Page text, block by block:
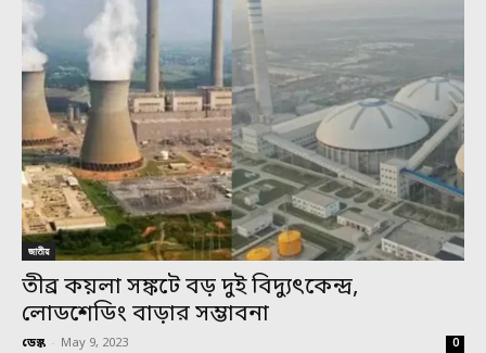
জাতীয়
তীব্র কয়লা সঙ্কটে বড় দুই বিদ্যুৎকেন্দ্র,
লোডশেডিং বাড়ার সম্ভাবনা
ডেস্ক - May 9, 2023 0